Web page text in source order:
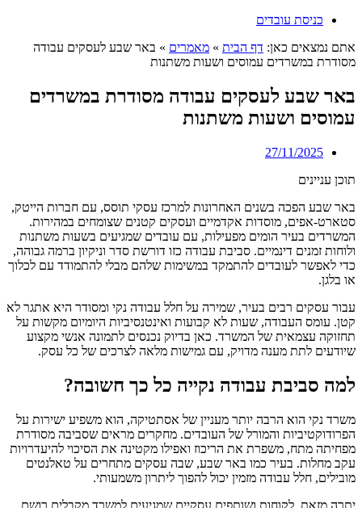
כניסת עובדים
אתם נמצאים כאן: דף הבית » מאמרים » באר שבע לעסקים עבודה
מסודרת במשרדים עמוסים ושעות משתנות
באר שבע לעסקים עבודה מסודרת במשרדים
עמוסים ושעות משתנות
27/11/2025
תוכן עניינים
באר שבע הפכה בשנים האחרונות למרכז עסקי תוסס, עם חברות הייטק,
סטארט-אפים, מוסדות אקדמיים ועסקים קטנים שצומחים במהירות.
המשרדים בעיר הומים מפעילות, עם עובדים שמגיעים בשעות משתנות
ולוחות זמנים דינמיים. סביבת עבודה כזו דורשת סדר וניקיון ברמה גבוהה,
כדי לאפשר לעובדים להתמקד במשימות שלהם מבלי להתמודד עם לכלוך
או בלגן.
עבור עסקים רבים בעיר, שמירה על חלל עבודה נקי ומסודר היא אתגר לא
קטן. עומס העבודה, שעות לא קבועות ואינטנסיביות היומיום מקשות על
תחזוקה עצמאית של המשרד. כאן בדיוק נכנסים לתמונה אנשי מקצוע
שיודעים לתת מענה מדויק, עם גמישות מלאה לצרכים של כל עסק.
למה סביבת עבודה נקייה כל כך חשובה?
משרד נקי הוא הרבה יותר מעניין של אסתטיקה, הוא משפיע ישירות על
הפרודוקטיביות והמורל של העובדים. מחקרים מראים שסביבה מסודרת
מפחיתה מתח, משפרת את הריכוז ואפילו מקטינה את הסיכוי להיעדרויות
עקב מחלות. בעיר כמו באר שבע, שבה עסקים מתחרים על טאלנטים
מובילים, חלל עבודה מזמין יכול להפוך ליתרון משמעותי.
יתרה מזאת, לקוחות ושותפים עסקיים שמגיעים למשרד מקבלים רושם